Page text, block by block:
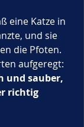
eine Katze in
und sie
die Pfoten.
aufgeregt:
und sauber,
richtig